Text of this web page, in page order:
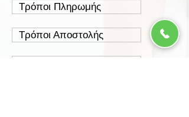
Τρόποι Πληρωμής
Τρόποι Αποστολής